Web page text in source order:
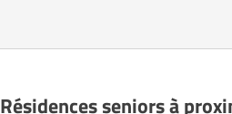
Résidences seniors à